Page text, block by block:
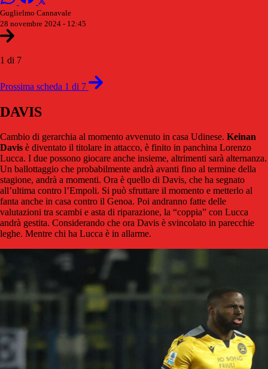
Guglielmo Cannavale
28 novembre 2024 - 12:45
1 di 7
Prossima scheda 1 di 7
DAVIS
Cambio di gerarchia al momento avvenuto in casa Udinese. Keinan
Davis è diventato il titolare in attacco, è finito in panchina Lorenzo
Lucca. I due possono giocare anche insieme, altrimenti sarà alternanza.
Un ballottaggio che probabilmente andrà avanti fino al termine della
stagione, andrà a momenti. Ora è quello di Davis, che ha segnato
all’ultima contro l’Empoli. Si può sfruttare il momento e metterlo al
fanta anche in casa contro il Genoa. Poi andranno fatte delle
valutazioni tra scambi e asta di riparazione, la “coppia” con Lucca
andrà gestita. Considerando che ora Davis è svincolato in parecchie
leghe. Mentre chi ha Lucca è in allarme.